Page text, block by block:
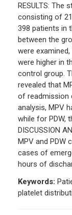
RESULTS: The
consisting of
398 patients in
between the
were
were higher in
control group.
revealed that
of readmission
analysis, MPV
while for PDW,
DISCUSSION
MPV and PDW
cases of
hours of
Keywords:
platelet